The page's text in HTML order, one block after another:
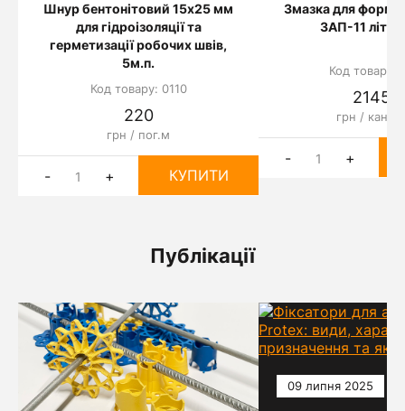
Шнур бентонітовий 15х25 мм
для гідроізоляції та
герметизації робочих швів,
5м.п.
Код товару: 0110
220
грн / пог.м
- + КУПИТИ
Змазка для форм
ЗАП-11
Код товару:
2145.6
грн /
- +
Публікації
09 липня 2025